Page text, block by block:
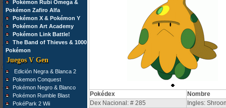
Pokémon Rubí Omega &
Pokémon Zafiro Alfa
Pokémon X & Pokémon Y
Pokémon Art Academy
Pokémon Link Battle!
The Band of Thieves & 1000
Pokémon
Juegos V Gen
Edición Negra & Blanca 2
Pokemon Conquest
Pokémon Negro & Blanco
Pokémon Rumble Blast
PokéPark 2 Wii
Pokédex
Nombre
Dex Nacional: # 285
Ingles: